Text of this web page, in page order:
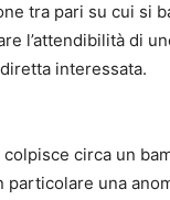
tra pari su cui si
l’attendibilità di
interessata.
circa un
particolare una